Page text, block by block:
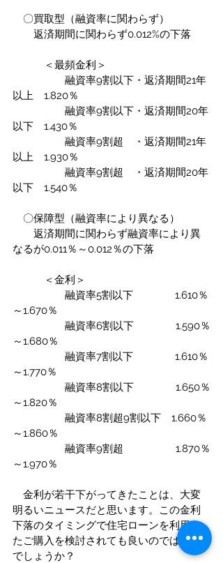
〇買取型（融資率に関わらず）
返済期間に関わらず0.012%の下落
＜最頻金利＞
融資率9割以下・返済期間21年
以上　1.820％
融資率9割以下・返済期間20年
以下　1.430％
融資率9割超　・返済期間21年
以上　1.930％
融資率9割超　・返済期間20年
以下　1.540％
〇保障型（融資率により異なる）
返済期間に関わらず融資率により異
なるが0.011％～0.012％の下落
＜金利＞
融資率5割以下　　　　1.610％
～1.670％
融資率6割以下　　　　1.590％
～1.680％
融資率7割以下　　　　1.610％
～1.770％
融資率8割以下　　　　1.650％
～1.820％
融資率8割超9割以下　1.660％
～1.860％
融資率9割超　　　　　1.870％
～1.970％
金利が若干下がってきたことは、大変
明るいニュースだと思います。この金利
下落のタイミングで住宅ローンを利用し
たご購入を検討されても良いのではない
でしょうか？